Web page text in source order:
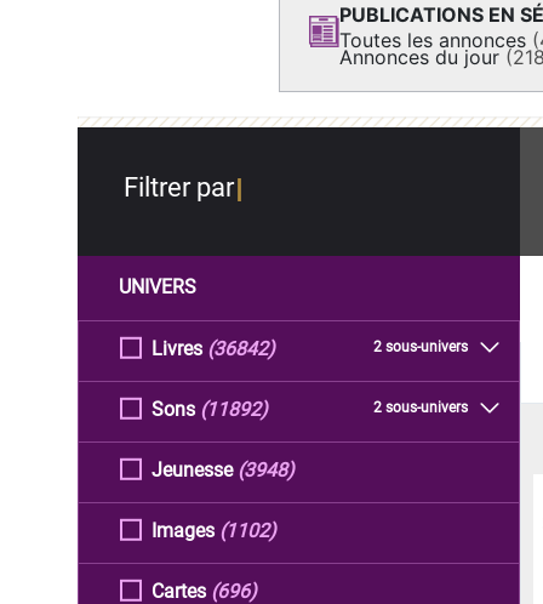
PUBLICATIONS EN
Toutes les annonces
Annonces du jour
Filtrer par
UNIVERS
Livres 2 sous-univers
(36842)
Sons 2 sous-univers
(11892)
Jeunesse (3948)
Images (1102)
Cartes (696)